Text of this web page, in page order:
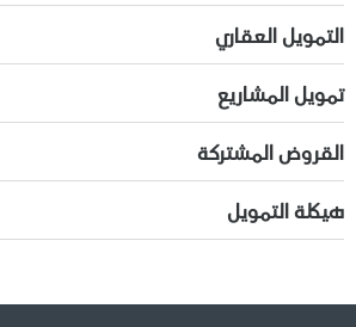
التمويل العقاري
تمويل المشاريع
القروض المشتركة
هيكلة التمويل